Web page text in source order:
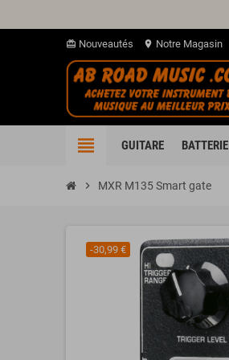
card_giftcard Nouveautés location_on Notre Magasin
view_headline GUITARE BATTERIE
chevron_right MXR M135 Smart gate
-30,99 €